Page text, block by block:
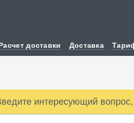
доставки Доставка
интересующий